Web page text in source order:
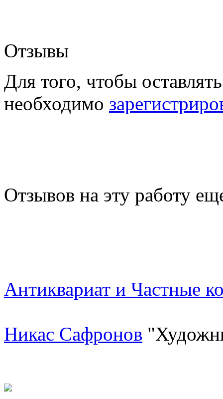
Отзывы
Для того, чтобы
необходимо
Отзывов на эту работу
Антиквариат и Частные
Никас Сафронов